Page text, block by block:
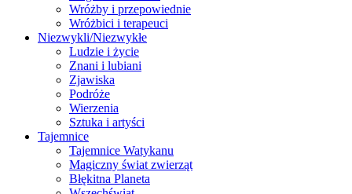
Wróżby i przepowiednie
Wróżbici i terapeuci
Niezwykli/Niezwykłe
Ludzie i życie
Znani i lubiani
Zjawiska
Podróże
Wierzenia
Sztuka i artyści
Tajemnice
Tajemnice Watykanu
Magiczny świat zwierząt
Błękitna Planeta